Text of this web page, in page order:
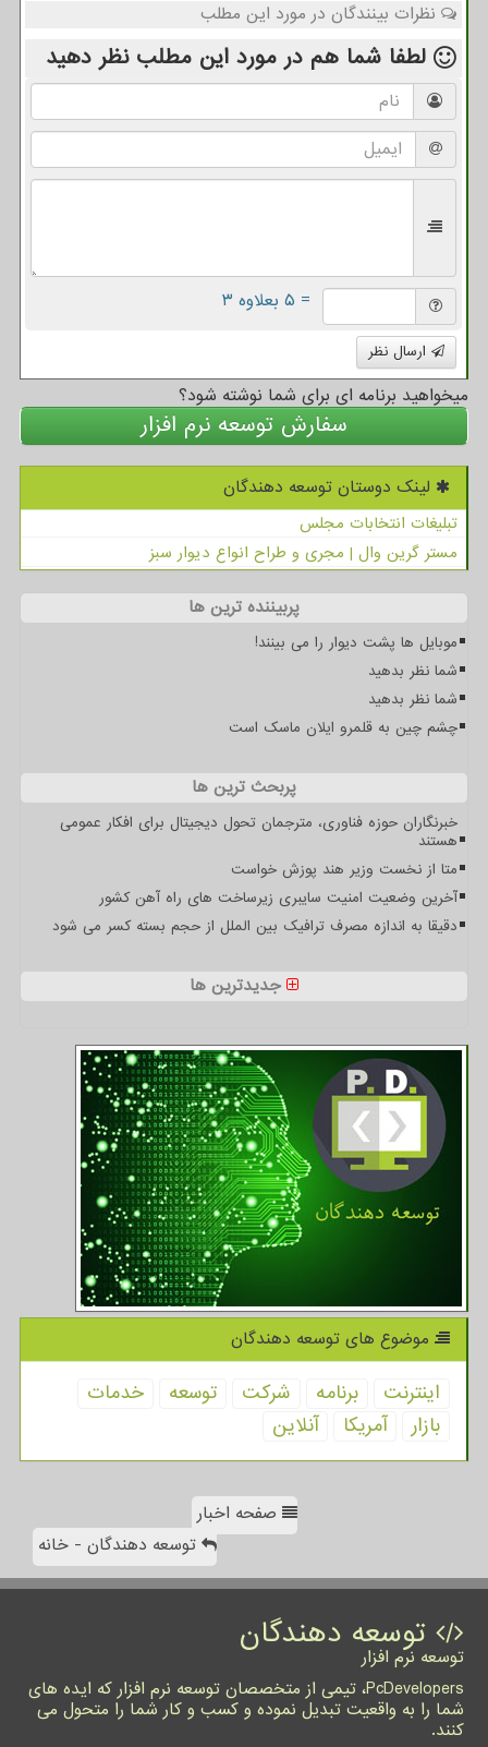
نظرات بینندگان در مورد این مطلب
لطفا شما هم در مورد این مطلب نظر دهید
= ۵ بعلاوه ۳
ارسال نظر
میخواهید برنامه ای برای شما نوشته شود؟
سفارش توسعه نرم افزار
لینک دوستان توسعه دهندگان
تبلیغات انتخابات مجلس
مستر گرین وال | مجری و طراح انواع دیوار سبز
پربیننده ترین ها
موبایل ها پشت دیوار را می بینند!
شما نظر بدهید
شما نظر بدهید
چشم چین به قلمرو ایلان ماسک است
پربحث ترین ها
خبرنگاران حوزه فناوری، مترجمان تحول دیجیتال برای افکار عمومی
هستند
متا از نخست وزیر هند پوزش خواست
آخرین وضعیت امنیت سایبری زیرساخت های راه آهن کشور
دقیقا به اندازه مصرف ترافیک بین الملل از حجم بسته کسر می شود
جدیدترین ها
موضوع های توسعه دهندگان
اینترنت برنامه شركت توسعه
خدمات
بازار
آمریكا آنلاین
صفحه اخبار
توسعه دهندگان - خانه
توسعه دهندگان
توسعه نرم افزار
PcDevelopers، تیمی از متخصصان توسعه نرم افزار که ایده های
شما را به واقعیت تبدیل نموده و کسب و کار شما را متحول می
کنند.